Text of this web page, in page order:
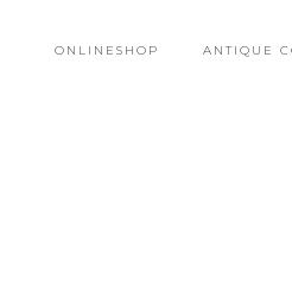
ONLINESHOP ANTIQUE